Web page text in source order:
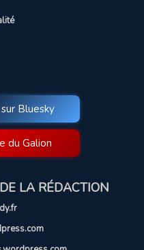
Bluesky
du Galion
LA RÉDACTION